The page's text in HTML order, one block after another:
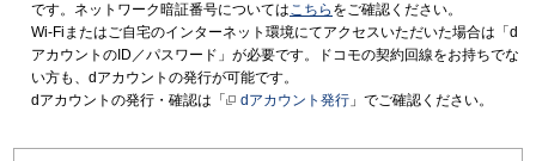
です。ネットワーク暗証番号についてはこちら をご確認ください。
Wi-Fiまたはご自宅のインターネット環境にてアクセスいただいた場合は「d
アカウントのID／パスワード」が必要です。ドコモの契約回線をお持ちでな
い方も、dアカウントの発行が可能です。
dアカウントの発行・確認は「
dアカウント発行 」でご確認ください。